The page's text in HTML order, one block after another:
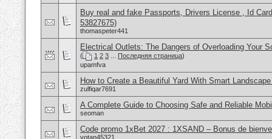
Buy real and fake Passports, Drivers License , Id
53827675)
thomaspeter441
Electrical Outlets: The Dangers of Overloading Your
( 1 2 3 Последняя страница)
upamfva
How to Create a Beautiful Yard With Smart
zulfiqar7691
A Complete Guide to Choosing Safe and Reliable
seoman
Code promo 1xBet 2027 : 1XSAND – Bonus de
votan45321